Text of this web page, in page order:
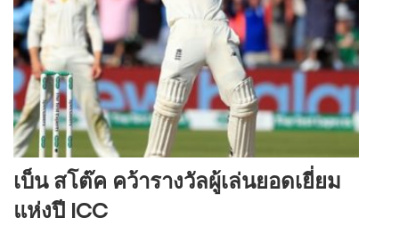
เบ็น สโต๊ค คว้ารางวัลผู้เล่นยอดเยี่ยม
แห่งปี ICC